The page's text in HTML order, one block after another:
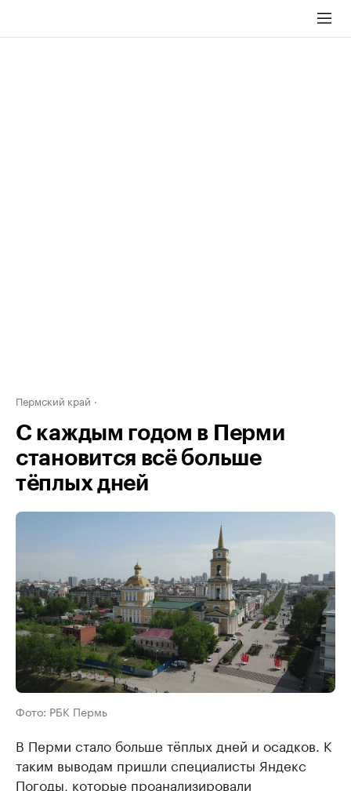
Пермский край
С каждым годом в Перми
становится всё больше
тёплых дней
Фото: РБК Пермь
В Перми стало больше тёплых дней и осадков. К
таким выводам пришли специалисты Яндекс
Погоды, которые проанализировали